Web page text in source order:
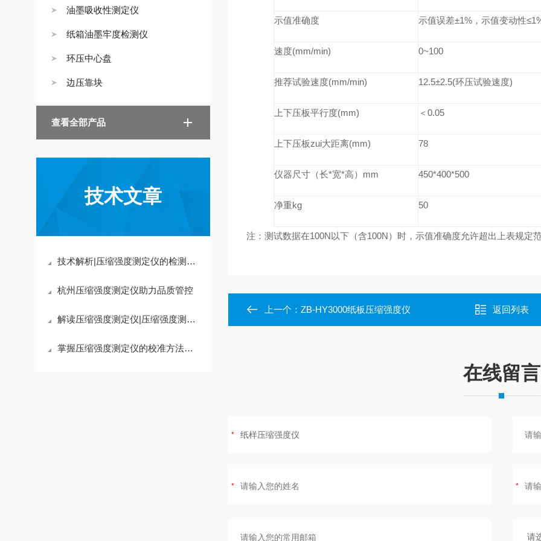
油墨吸收性测定仪
纸箱油墨牢度检测仪
环压中心盘
边压靠块
查看全部产品
技术文章
技术解析|压缩强度测定仪的检测原理是什么？
杭州压缩强度测定仪助力品质管控
解读压缩强度测定仪|压缩强度测定仪应用
掌握压缩强度测定仪的校准方法与操作流程
示值准确度 示值误差±1%，示值变动性
速度(mm/min) 0~100
推荐试验速度(mm/min) 12.5±2.5(环压试验速度)
上下压板平行度(mm) ＜0.05
上下压板zui大距离(mm) 78
仪器尺寸（长*宽*高）mm 450*400*500
净重kg 50
注： 测试数据在100N以下（含100N）时，示值准确度允许超出上表规定
上一个： ZB-HY3000纸板压缩强度仪 返回列表
在线留言